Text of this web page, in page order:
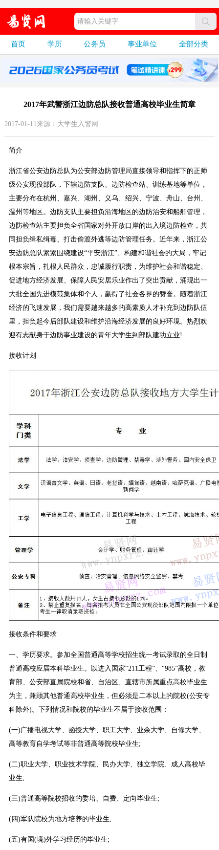
首页 学历 公务员 事业单位 全部分类
2017年武警浙江边防总队接收普通高校毕业生简章
2017-01-11来源：大学生入警网
简介
浙江省公安边防总队为公安部边防管理局直接领导和指挥下的正师
级公安现役部队，下辖边防支队、边防检查站、训练基地等单位，
主要分布在杭州、嘉兴、湖州、义乌、绍兴、宁波、舟山、台州、
温州等地区。边防支队主要担负沿海地区的边防治安和船舶管理，
边防检查站主要担负全省国家对外开放口岸的出入境边防检查，共
同担负缉私缉毒、打击偷渡外逃等边防管理任务。近年来，浙江公
安边防总队紧紧围绕建设“平安浙江”、构建和谐社会的大局，牢记
根本宗旨，扎根人民群众，忠诚履行职责，为维护社会和谐稳定、
促进地方经济发展、保障人民安居乐业作出了突出贡献，涌现出一
大批全国先进模范集体和个人，赢得了社会各界的赞誉。随着浙江
经济的飞速发展，我们需要越来越多的高素质人才补充到边防队伍
里，担负起今后部队建设和维护沿海经济发展的良好环境。热烈欢
迎有志献身于边防事业建设的青年大学生到部队建功立业!
接收计划
接收条件和要求
一、学历要求。参加全国普通高等学校招生统一考试录取的全日制
普通高校应届本科毕业生。以进入国家“211工程”、“985”高校，教
育部、公安部直属院校和省、自治区、直辖市所属重点高校毕业生
为主，兼顾其他普通高校毕业生，但必须是二本以上的院校(公安专
科除外)。下列情况和院校的毕业生不属于接收范围：
(一)广播电视大学、函授大学、职工大学、业余大学、自修大学、
高等教育自学考试等非普通高等院校毕业生;
(二)职业大学、职业技术学院、民办大学、独立学院、成人高校毕
业生;
(三)普通高等院校招收的委培、自费、定向毕业生;
(四)军队院校为地方培养的毕业生;
(五)有国(境)外学习经历的毕业生;